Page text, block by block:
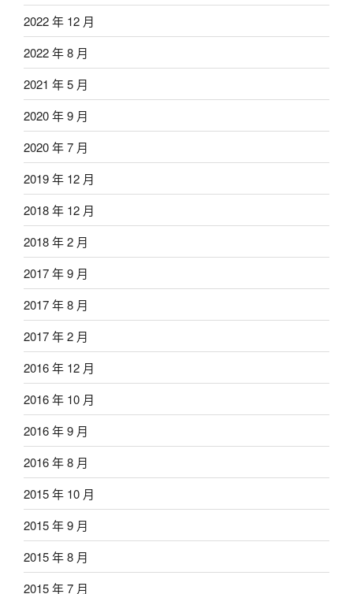
2022 年 12 月
2022 年 8 月
2021 年 5 月
2020 年 9 月
2020 年 7 月
2019 年 12 月
2018 年 12 月
2018 年 2 月
2017 年 9 月
2017 年 8 月
2017 年 2 月
2016 年 12 月
2016 年 10 月
2016 年 9 月
2016 年 8 月
2015 年 10 月
2015 年 9 月
2015 年 8 月
2015 年 7 月